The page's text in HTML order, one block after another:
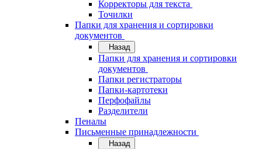
Корректоры для текста
Точилки
Папки для хранения и сортировки
документов
Назад
Папки для хранения и сортировки
документов
Папки регистраторы
Папки-картотеки
Перфофайлы
Разделители
Пеналы
Письменные принадлежности
Назад